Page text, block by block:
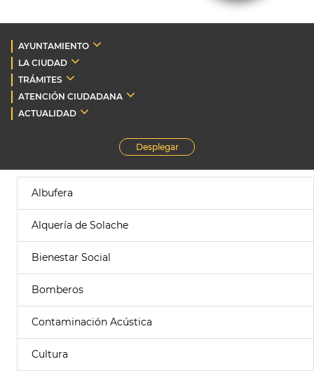
AYUNTAMIENTO
LA CIUDAD
TRÁMITES
ATENCIÓN CIUDADANA
ACTUALIDAD
Desplegar
Albufera
Alquería de Solache
Bienestar Social
Bomberos
Contaminación Acústica
Cultura